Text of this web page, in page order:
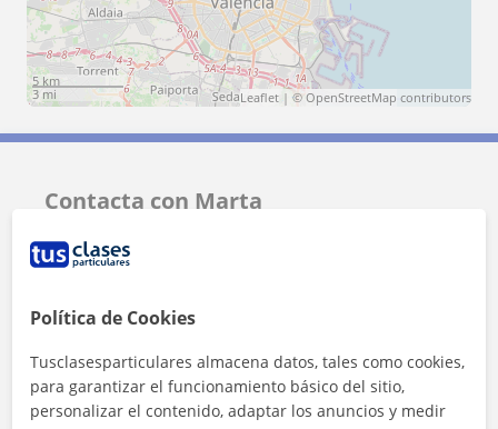
5 km
3 mi
Leaflet | © OpenStreetMap contributors
Contacta con Marta
Tarifa
1ª clase gratis
Política de Cookies
Tusclasesparticulares almacena datos, tales como cookies,
para garantizar el funcionamiento básico del sitio,
personalizar el contenido, adaptar los anuncios y medir